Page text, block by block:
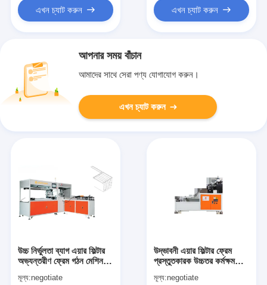
এখন চ্যাট করুন এখন চ্যাট করুন
আপনার সময় বাঁচান
আমাদের সাথে সেরা পণ্য যোগাযোগ করুন।
এখন চ্যাট করুন
উচ্চ নির্ভুলতা ব্যাগ এয়ার ফিল্টার
অভ্যন্তরীণ ফ্রেম গঠন মেশিন
মূল্য:negotiate
উদ্ভাবনী এয়ার ফিল্টার ফ্রেম
প্রস্তুতকারক উচ্চতর কর্মক্ষমতা
মূল্য:negotiate